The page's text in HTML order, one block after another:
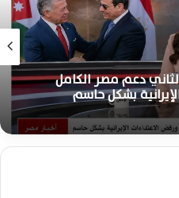
دعم مصر الكامل
بشكل حاسم
المنطقة